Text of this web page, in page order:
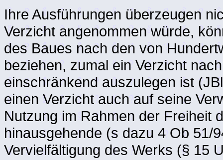
Ihre Ausführungen überzeugen
Verzicht angenommen würde,
des Baues nach den von
beziehen, zumal ein Verzicht
einschränkend auszulegen ist
einen Verzicht auch auf seine
Nutzung im Rahmen der Freiheit
hinausgehende (s dazu 4 Ob 51/
Vervielfältigung des Werks (§ 15